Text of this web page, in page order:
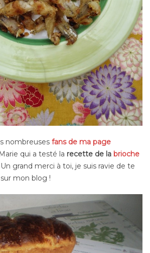
nombreuses fans de ma page
qui a testé la recette de la brioche
Un grand merci à toi, je suis ravie de te
mon blog !